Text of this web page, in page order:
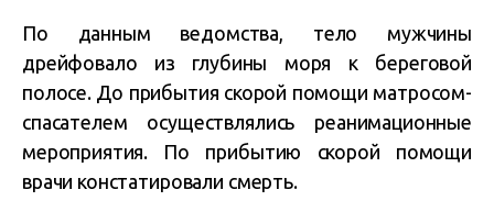
По данным ведомства, тело мужчины
дрейфовало из глубины моря к береговой
полосе. До прибытия скорой помощи матросом-
спасателем осуществлялись реанимационные
мероприятия. По прибытию скорой помощи
врачи констатировали смерть.